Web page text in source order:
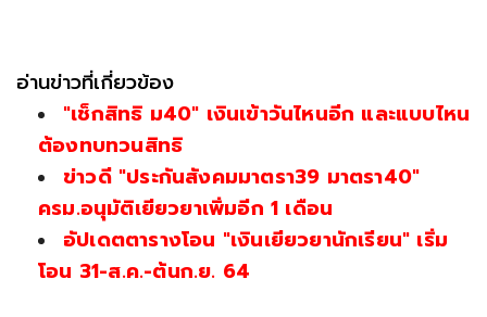
อ่านข่าวที่เกี่ยวข้อง
"เช็กสิทธิ ม40" เงินเข้าวันไหนอีก และแบบไหน
ต้องทบทวนสิทธิ
ข่าวดี "ประกันสังคมมาตรา39 มาตรา40"
ครม.อนุมัติเยียวยาเพิ่มอีก 1 เดือน
อัปเดตตารางโอน "เงินเยียวยานักเรียน" เริ่ม
โอน 31-ส.ค.-ต้นก.ย. 64